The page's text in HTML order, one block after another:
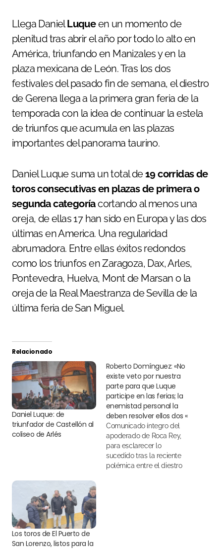
Llega DanielLuqueen un momento de
plenitud tras abrir el año por todo lo alto en
América, triunfando en Manizales y en la
plaza mexicana de León. Tras los dos
festivales del pasado fin de semana, el diestro
de Gerena llega a la primera gran feria de la
temporada con la idea de continuar la estela
de triunfos que acumula en las plazas
importantes del panorama taurino.
Daniel Luque suma un total de19 corridas de
toros consecutivas en plazas de primera o
segunda categoríacortando al menos una
oreja, de ellas 17 han sido en Europa y las dos
últimas en America. Una regularidad
abrumadora. Entre ellas éxitos redondos
como los triunfos en Zaragoza, Dax, Arles,
Pontevedra, Huelva, Mont de Marsan o la
oreja de la Real Maestranza de Sevilla de la
última feria de San Miguel.
Relacionado
Daniel Luque: de
triunfador de Castellón al
coliseo de Arlés
Roberto Domínguez: «No
existe veto por nuestra
parte para que Luque
participe en las ferias; la
enemistad personal la
deben resolver ellos dos «
Comunicado íntegro del
apoderado de Roca Rey,
para esclarecer lo
sucedido tras la reciente
polémica entre el diestro
Los toros de El Puerto de
San Lorenzo, listos para la